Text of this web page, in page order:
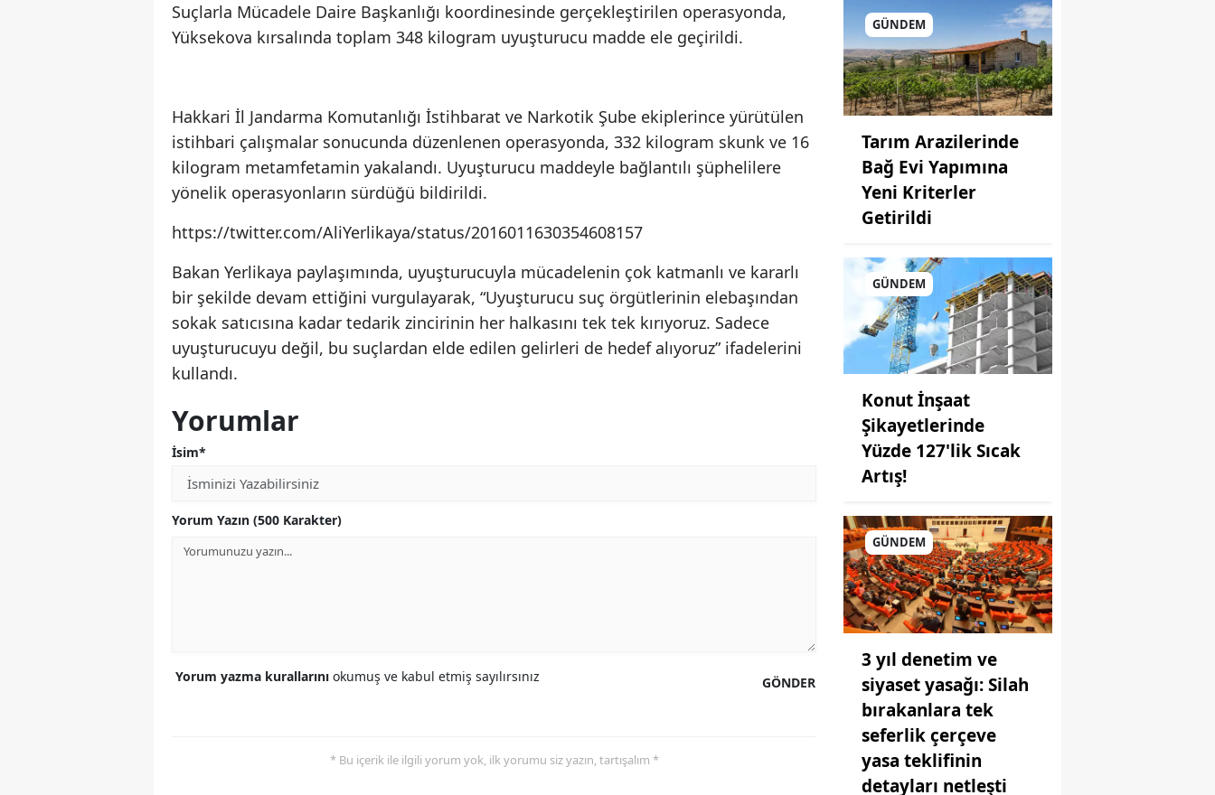
Suçlarla Mücadele Daire Başkanlığı koordinesinde gerçekleştirilen operasyonda,
Yüksekova kırsalında toplam 348 kilogram uyuşturucu madde ele geçirildi.
Hakkari İl Jandarma Komutanlığı İstihbarat ve Narkotik Şube ekiplerince yürütülen
istihbari çalışmalar sonucunda düzenlenen operasyonda, 332 kilogram skunk ve 16
kilogram metamfetamin yakalandı. Uyuşturucu maddeyle bağlantılı şüphelilere
yönelik operasyonların sürdüğü bildirildi.
https://twitter.com/AliYerlikaya/status/2016011630354608157
Bakan Yerlikaya paylaşımında, uyuşturucuyla mücadelenin çok katmanlı ve kararlı
bir şekilde devam ettiğini vurgulayarak, “Uyuşturucu suç örgütlerinin elebaşından
sokak satıcısına kadar tedarik zincirinin her halkasını tek tek kırıyoruz. Sadece
uyuşturucuyu değil, bu suçlardan elde edilen gelirleri de hedef alıyoruz” ifadelerini
kullandı.
Yorumlar
İsim*
Yorum Yazın (500 Karakter)
GÖNDER
Yorum yazma kurallarını okumuş ve kabul etmiş sayılırsınız
* Bu içerik ile ilgili yorum yok, ilk yorumu siz yazın, tartışalım *
GÜNDEM
Tarım Arazilerinde
Bağ Evi Yapımına
Yeni Kriterler
Getirildi
GÜNDEM
Konut İnşaat
Şikayetlerinde
Yüzde 127'lik Sıcak
Artış!
GÜNDEM
3 yıl denetim ve
siyaset yasağı: Silah
bırakanlara tek
seferlik çerçeve
yasa teklifinin
detayları netleşti